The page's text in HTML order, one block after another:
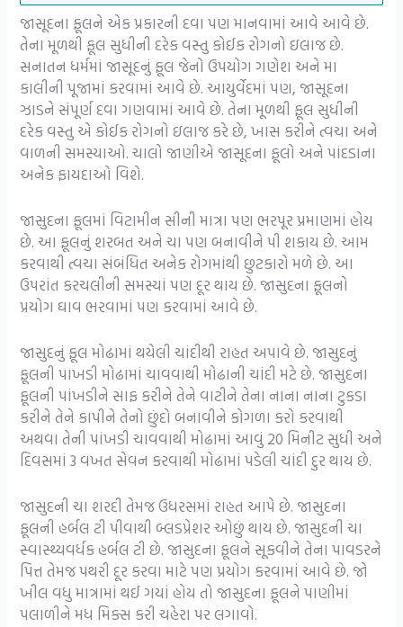
જાસૂદના ફૂલને એક પ્રકારની દવા પણ માનવામાં આવે આવે છે.
તેના મૂળથી ફૂલ સુધીની દરેક વસ્તુ કોઈક રોગનો ઇલાજ છે.
સનાતન ધર્મમાં જાસૂદનું ફૂલ જેનો ઉપયોગ ગણેશ અને મા
કાલીની પૂજામાં કરવામાં આવે છે. આયુર્વેદમાં પણ, જાસૂદના
ઝાડને સંપૂર્ણ દવા ગણવામાં આવે છે. તેના મૂળથી ફૂલ સુધીની
દરેક વસ્તુ એ કોઈક રોગનો ઇલાજ કરે છે, ખાસ કરીને ત્વચા અને
વાળની ​​સમસ્યાઓ. ચાલો જાણીએ જાસૂદના ફૂલો અને પાંદડાના
અનેક ફાયદાઓ વિશે.
જાસુદના ફૂલમાં વિટામીન સીની માત્રા પણ ભરપૂર પ્રમાણમાં હોય
છે. આ ફૂલનું શરબત અને ચા પણ બનાવીને પી શકાય છે. આમ
કરવાથી ત્વચા સંબંધિત અનેક રોગમાંથી છુટકારો મળે છે. આ
ઉપરાંત કરચલીની સમસ્યાં પણ દૂર થાય છે. જાસુદના ફૂલનો
પ્રયોગ ઘાવ ભરવામાં પણ કરવામાં આવે છે.
જાસુદનું ફૂલ મોઢામાં થયેલી ચાંદીથી રાહત અપાવે છે. જાસુદનું
ફૂલની પાખડી મોઢામાં ચાવવાથી મોઢાની ચાંદી મટે છે. જાસુદના
ફૂલની પાંખડીને સાફ કરીને તેને વાટીને તેના નાના નાના ટુકડા
કરીને તેને કાપીને તેનો છુંદો બનાવીને કોગળા કરો કરવાથી
અથવા તેની પાંખડી ચાવવાથી મોઢામાં આવું 20 મિનીટ સુધી અને
દિવસમાં 3 વખત સેવન કરવાથી મોઢામાં પડેલી ચાંદી દુર થાય છે.
જાસુદની ચા શરદી તેમજ ઉધરસમાં રાહત આપે છે. જાસુદના
ફૂલની હર્બલ ટી પીવાથી બ્લડપ્રેશર ઓછું થાય છે. જાસુદની ચા
સ્વાસ્થ્યવર્ધક હર્બલ ટી છે. જાસુદના ફૂલને સૂકવીને તેના પાવડરને
પિત્ત તેમજ પથરી દૂર કરવા માટે પણ પ્રયોગ કરવામાં આવે છે. જો
ખીલ વધુ માત્રામાં થઈ ગયાં હોય તો જાસુદના ફૂલને પાણીમાં
પલાળીને મધ મિક્સ કરી ચહેરા પર લગાવો.